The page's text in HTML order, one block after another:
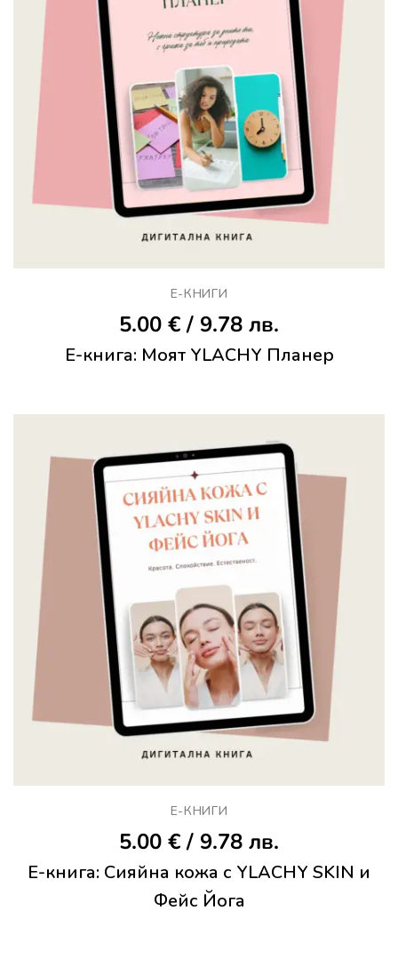
Е-КНИГИ
5.00 €/ 9.78 лв.
Е-книга: Моят YLACHY Планер
Е-КНИГИ
5.00 €/ 9.78 лв.
Е-книга: Сияйна кожа с YLACHY SKIN и
Фейс Йога